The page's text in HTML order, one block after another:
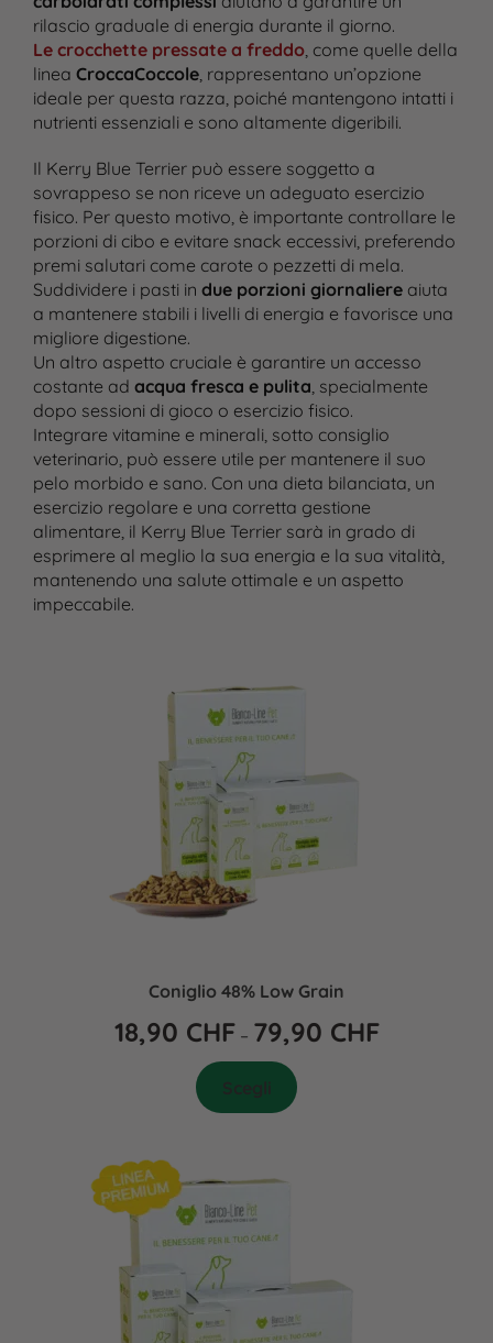
rilascio graduale di energia durante il giorno.
Le crocchette pressate a freddo, come quelle della
linea CroccaCoccole, rappresentano un’opzione
ideale per questa razza, poiché mantengono intatti i
nutrienti essenziali e sono altamente digeribili.
Il Kerry Blue Terrier può essere soggetto a
sovrappeso se non riceve un adeguato esercizio
fisico. Per questo motivo, è importante controllare le
porzioni di cibo e evitare snack eccessivi, preferendo
premi salutari come carote o pezzetti di mela.
Suddividere i pasti in due porzioni giornaliereaiuta
a mantenere stabili i livelli di energia e favorisce una
migliore digestione.
Un altro aspetto cruciale è garantire un accesso
costante ad acqua fresca e pulita, specialmente
dopo sessioni di gioco o esercizio fisico.
Integrare vitamine e minerali, sotto consiglio
veterinario, può essere utile per mantenere il suo
pelo morbido e sano. Con una dieta bilanciata, un
esercizio regolare e una corretta gestione
alimentare, il Kerry Blue Terrier sarà in grado di
esprimere al meglio la sua energia e la sua vitalità,
mantenendo una salute ottimale e un aspetto
impeccabile.
Coniglio 48% Low Grain
18,90 CHF – 79,90 CHF